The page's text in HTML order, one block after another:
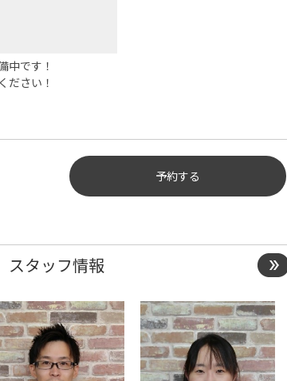
中です！
ださい！
予約する
作業の予約
の予約
スタッフ情報